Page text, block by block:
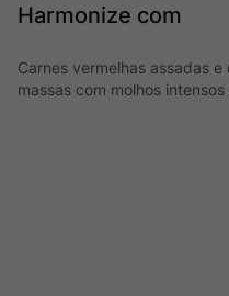
Harmonize com
Carnes vermelhas assadas
massas com molhos